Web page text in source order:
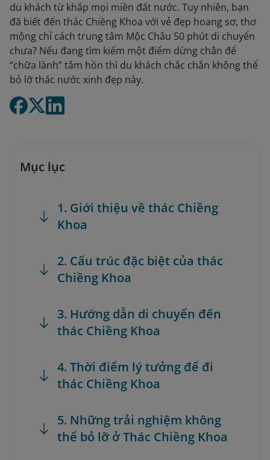
du khách từ khắp mọi miền đất nước. Tuy nhiên, bạn
đã biết đến thác Chiềng Khoa với vẻ đẹp hoang sơ, thơ
mộng chỉ cách trung tâm Mộc Châu 50 phút di chuyển
chưa? Nếu đang tìm kiếm một điểm dừng chân để
“chữa lành” tâm hồn thì du khách chắc chắn không thể
bỏ lỡ thác nước xinh đẹp này.
Mục lục
1. Giới thiệu về thác Chiềng
Khoa
2. Cấu trúc đặc biệt của thác
Chiềng Khoa
3. Hướng dẫn di chuyển đến
thác Chiềng Khoa
4. Thời điểm lý tưởng để đi
thác Chiềng Khoa
5. Những trải nghiệm không
thể bỏ lỡ ở Thác Chiềng Khoa